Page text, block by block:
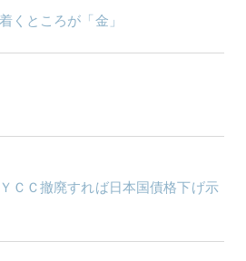
くところが「金」
ＣＣ撤廃すれば日本国債格下げ示